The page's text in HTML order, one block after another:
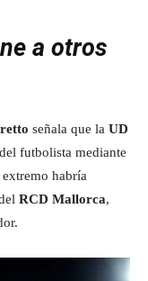
a otros
señala que la UD
futbolista mediante
habría
RCD Mallorca,